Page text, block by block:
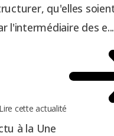
qu'elles
l'intermédiaire des e...
cette actualité
à la Une